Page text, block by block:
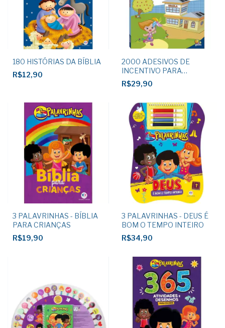
180 HISTÓRIAS DA BÍBLIA
R$12,90
2000 ADESIVOS DE
INCENTIVO PARA
EDUCADORES
R$29,90
3 PALAVRINHAS - BÍBLIA
PARA CRIANÇAS
R$19,90
3 PALAVRINHAS - DEUS É
BOM O TEMPO INTEIRO
R$34,90